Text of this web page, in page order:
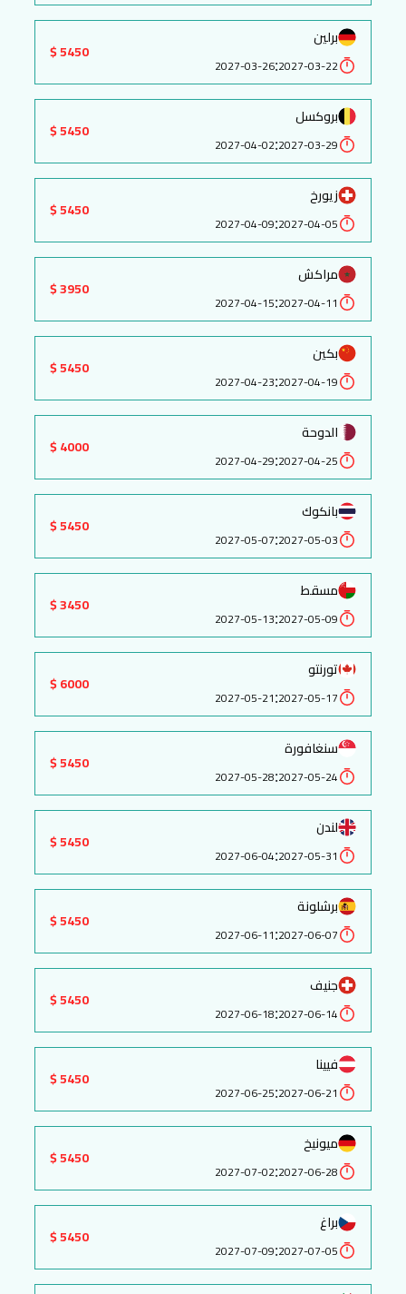
برلين
2027-03-22
:
2027-03-26
5450 $
بروكسل
2027-03-29
:
2027-04-02
5450 $
زيورخ
2027-04-05
:
2027-04-09
5450 $
مراكش
2027-04-11
:
2027-04-15
3950 $
بكين
2027-04-19
:
2027-04-23
5450 $
الدوحة
2027-04-25
:
2027-04-29
4000 $
بانكوك
2027-05-03
:
2027-05-07
5450 $
مسقط
2027-05-09
:
2027-05-13
3450 $
تورنتو
2027-05-17
:
2027-05-21
6000 $
سنغافورة
2027-05-24
:
2027-05-28
5450 $
لندن
2027-05-31
:
2027-06-04
5450 $
برشلونة
2027-06-07
:
2027-06-11
5450 $
جنيف
2027-06-14
:
2027-06-18
5450 $
فيينا
2027-06-21
:
2027-06-25
5450 $
ميونيخ
2027-06-28
:
2027-07-02
5450 $
براغ
2027-07-05
:
2027-07-09
5450 $